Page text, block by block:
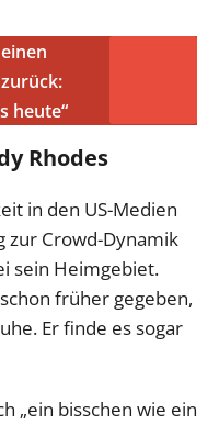
heute“
Rhodes
in den US-Medien
zur Crowd-Dynamik
sein Heimgebiet.
früher gegeben,
Er finde es sogar
„ein bisschen wie ein